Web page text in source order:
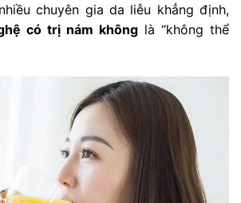
chuyên gia da liễu khẳng định,
có trị nám không là “không thể